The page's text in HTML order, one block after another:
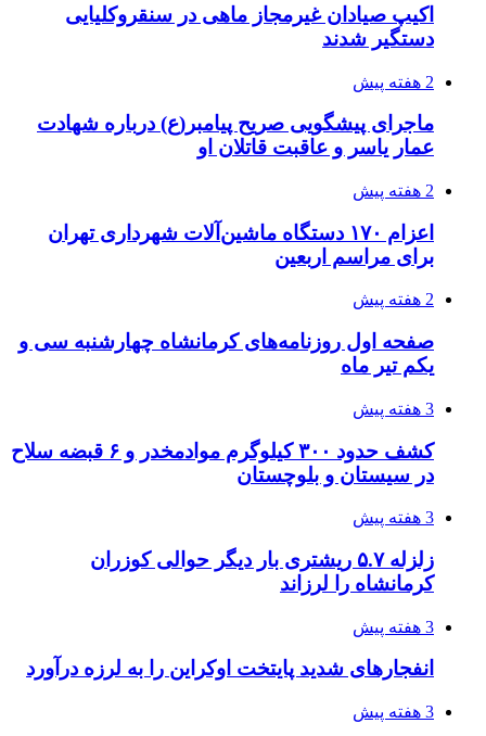
اکیپ صیادان غیرمجاز ماهی در سنقروکلیایی
دستگیر شدند
2 هفته پیش
ماجرای پیشگویی صریح پیامبر(ع) درباره شهادت
عمار یاسر و عاقبت قاتلان او
2 هفته پیش
اعزام ۱۷۰ دستگاه ماشین‌آلات شهرداری تهران
برای مراسم اربعین
2 هفته پیش
صفحه اول روزنامه‌های کرمانشاه چهارشنبه سی و
یکم تیر ماه
3 هفته پیش
کشف حدود ۳۰۰ کیلوگرم موادمخدر و ۶ قبضه سلاح
در سیستان و بلوچستان
3 هفته پیش
زلزله ۵.۷ ریشتری بار دیگر حوالی کوزران
کرمانشاه را لرزاند
3 هفته پیش
انفجارهای شدید پایتخت اوکراین را به لرزه درآورد
3 هفته پیش